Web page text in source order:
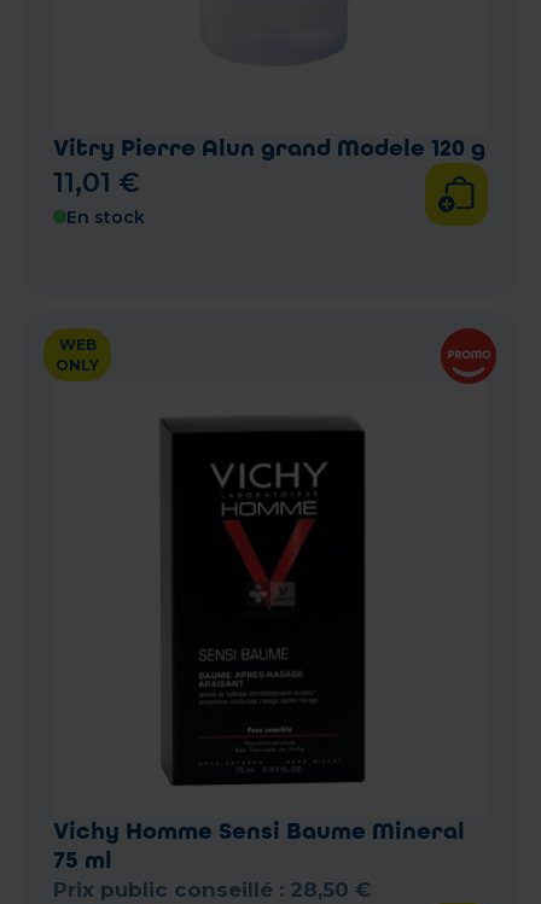
Vitry Pierre Alun grand Modele 120 g
11,01 €
En stock
WEB
ONLY
Vichy Homme Sensi Baume Mineral
75 ml
Prix public conseillé : 28,50 €